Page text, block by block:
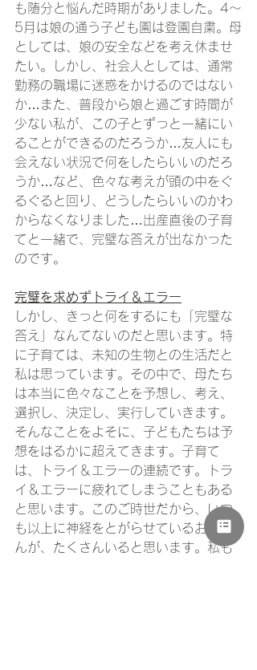
も随分と悩んだ時期がありました。4～
5月は娘の通う子ども園は登園自粛。母
としては、娘の安全などを考え休ませ
たい。しかし、社会人としては、通常
勤務の職場に迷惑をかけるのではない
か…また、普段から娘と過ごす時間が
少ない私が、この子とずっと一緒にい
ることができるのだろうか…友人にも
会えない状況で何をしたらいいのだろ
うか…など、色々な考えが頭の中をぐ
るぐると回り、どうしたらいいのかわ
からなくなりました…出産直後の子育
てと一緒で、完璧な答えが出なかった
のです。
完璧を求めずトライ＆エラー
しかし、きっと何をするにも「完璧な
答え」なんてないのだと思います。特
に子育ては、未知の生物との生活だと
私は思っています。その中で、母たち
は本当に色々なことを予想し、考え、
選択し、決定し、実行していきます。
そんなことをよそに、子どもたちは予
想をはるかに超えてきます。子育て
は、トライ＆エラーの連続です。トラ
イ＆エラーに疲れてしまうこともある
と思います。このご時世だから、いつ
も以上に神経をとがらせているお母さ
んが、たくさんいると思います。私も